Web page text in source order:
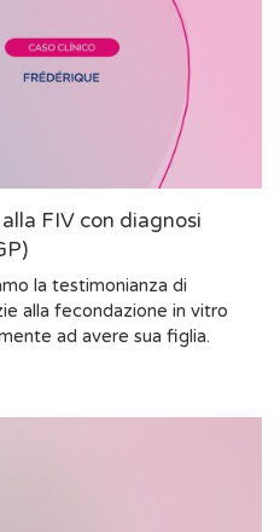
FIV con diagnosi
la testimonianza di
alla fecondazione in vitro
ad avere sua figlia.